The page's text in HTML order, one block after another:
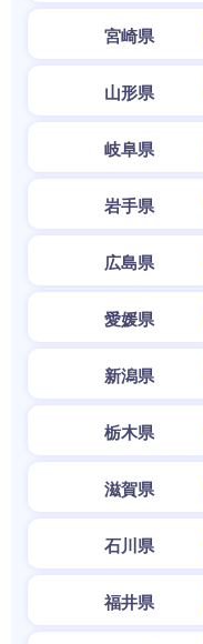
宮崎県
山形県
岐阜県
岩手県
広島県
愛媛県
新潟県
栃木県
滋賀県
石川県
福井県